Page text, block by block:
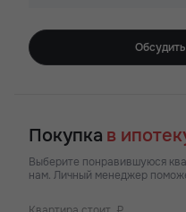
Покупка в
Выберите понравившуюся
нам. Личный менеджер